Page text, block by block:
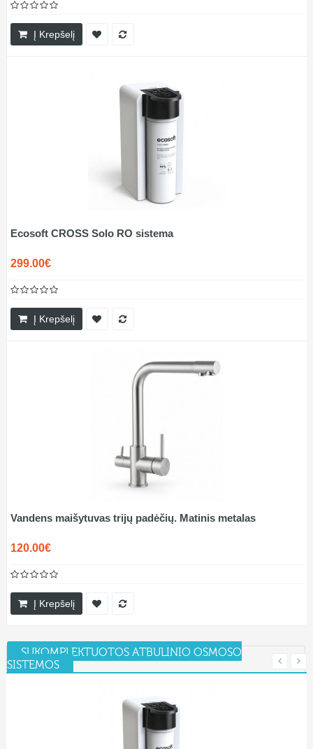
Į Krepšelį
Ecosoft CROSS Solo RO sistema
299.00€
Į Krepšelį
Vandens maišytuvas trijų padėčių. Matinis metalas
120.00€
Į Krepšelį
SUKOMPLEKTUOTOS ATBULINIO OSMOSO
SISTEMOS